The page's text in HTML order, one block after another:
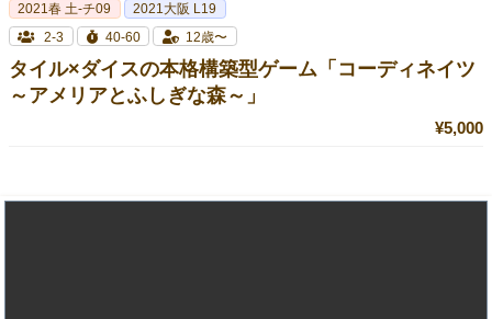
2021春 土-チ09
2021大阪 L19
2-3
40-60 12歳〜
タイル×ダイスの本格構築型ゲーム「コーディネイツ
～アメリアとふしぎな森～」
¥5,000